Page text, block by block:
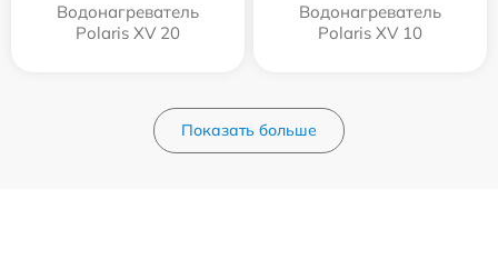
Водонагреватель
Polaris XV 20
Водонагреватель
Polaris XV 10
Показать больше